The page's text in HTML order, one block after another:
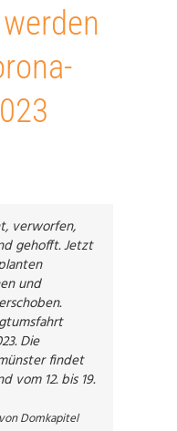
verworfen,
gehofft. Jetzt
und
Die
findet
vom 12. bis 19.
Domkapitel